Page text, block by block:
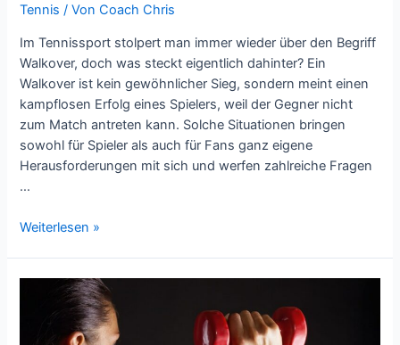
Tennis / VonCoach Chris
Im Tennissport stolpert man immer wieder über den Begriff
Walkover, doch was steckt eigentlich dahinter? Ein
Walkover ist kein gewöhnlicher Sieg, sondern meint einen
kampflosen Erfolg eines Spielers, weil der Gegner nicht
zum Match antreten kann. Solche Situationen bringen
sowohl für Spieler als auch für Fans ganz eigene
Herausforderungen mit sich und werfen zahlreiche Fragen
…
Was
Tennissport?
Weiterlesen »